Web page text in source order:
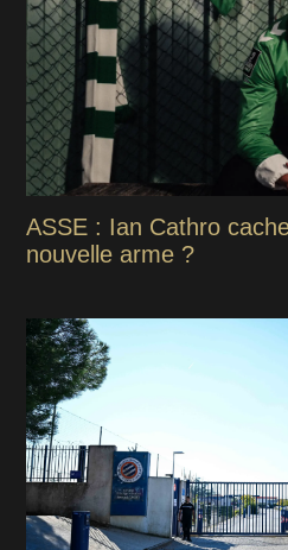
ASSE : Ian Cathro
nouvelle arme ?